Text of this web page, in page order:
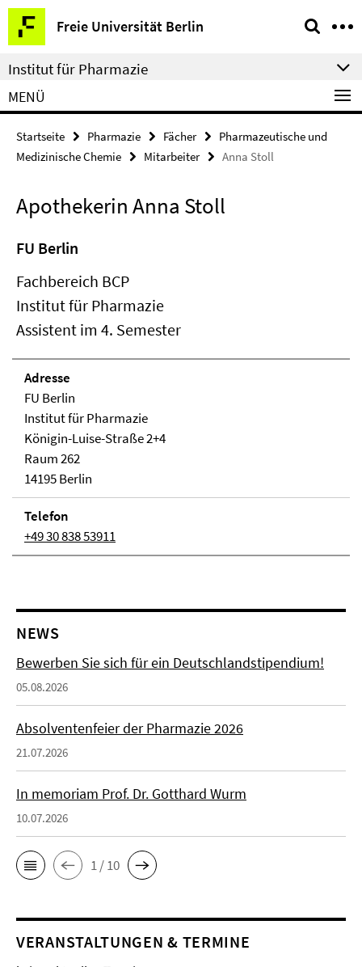
Springe
direkt
zu
Inhalt
Freie Universität Berlin
Service-
Navigation
Institut für Pharmazie
MENÜ
Startseite Pharmazie Fächer
Pharmazeutische und
Medizinische Chemie
Mitarbeiter Anna Stoll
Apothekerin Anna Stoll
FU Berlin
Fachbereich BCP
Institut für Pharmazie
Assistent im 4. Semester
Adresse
FU Berlin
Institut für Pharmazie
Königin-Luise-Straße 2+4
Raum 262
14195 Berlin
Telefon
+49 30 838 53911
NEWS
Bewerben Sie sich für ein Deutschlandstipendium!
05.08.2026
Absolventenfeier der Pharmazie 2026
21.07.2026
In memoriam Prof. Dr. Gotthard Wurm
10.07.2026
1 / 10
VERANSTALTUNGEN & TERMINE